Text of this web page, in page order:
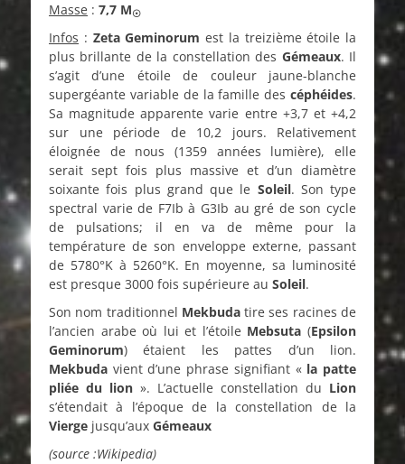
Masse : 7,7 M☉
Infos : Zeta Geminorum est la treizième étoile la
plus brillante de la constellation des Gémeaux. Il
s’agit d’une étoile de couleur jaune-blanche
supergéante variable de la famille des céphéides.
Sa magnitude apparente varie entre +3,7 et +4,2
sur une période de 10,2 jours. Relativement
éloignée de nous (1359 années lumière), elle
serait sept fois plus massive et d’un diamètre
soixante fois plus grand que le Soleil. Son type
spectral varie de F7Ib à G3Ib au gré de son cycle
de pulsations; il en va de même pour la
température de son enveloppe externe, passant
de 5780°K à 5260°K. En moyenne, sa luminosité
est presque 3000 fois supérieure au Soleil.
Son nom traditionnel Mekbudatire ses racines de
l’ancien arabe où lui et l’étoile Mebsuta (Epsilon
Geminorum) étaient les pattes d’un lion.
Mekbuda vient d’une phrase signifiant « la patte
pliée du lion ». L’actuelle constellation du Lion
s’étendait à l’époque de la constellation de la
Vierge jusqu’aux Gémeaux
(source :Wikipedia)